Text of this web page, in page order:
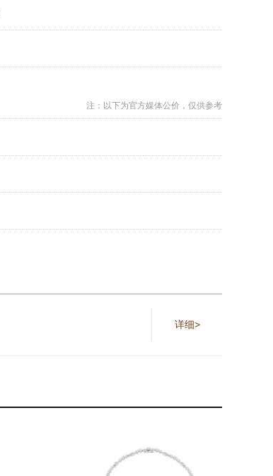
注：以下为官方媒体公价，仅供参考
详细>